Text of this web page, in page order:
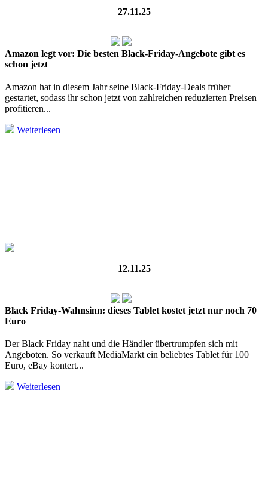
27.11.25
Amazon legt vor: Die besten Black‑Friday‑Angebote gibt es
schon jetzt
Amazon hat in diesem Jahr seine Black‑Friday‑Deals früher
gestartet, sodass ihr schon jetzt von zahlreichen reduzierten Preisen
profitieren...
Weiterlesen
12.11.25
Black Friday-Wahnsinn: dieses Tablet kostet jetzt nur noch 70
Euro
Der Black Friday naht und die Händler übertrumpfen sich mit
Angeboten. So verkauft MediaMarkt ein beliebtes Tablet für 100
Euro, eBay kontert...
Weiterlesen